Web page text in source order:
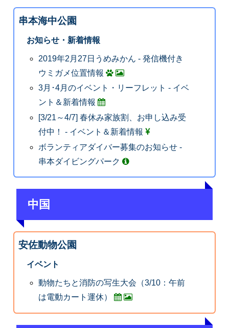
串本海中公園
お知らせ・新着情報
2019年2月27日うめみかん - 発信機付き
ウミガメ位置情報
3月･4月のイベント・リーフレット - イベ
ント＆新着情報
[3/21～4/7] 春休み家族割、お申し込み受
付中！ - イベント＆新着情報
ボランティアダイバー募集のお知らせ -
串本ダイビングパーク
中国
安佐動物公園
イベント
動物たちと消防の写生大会（3/10：午前
は電動カート運休）